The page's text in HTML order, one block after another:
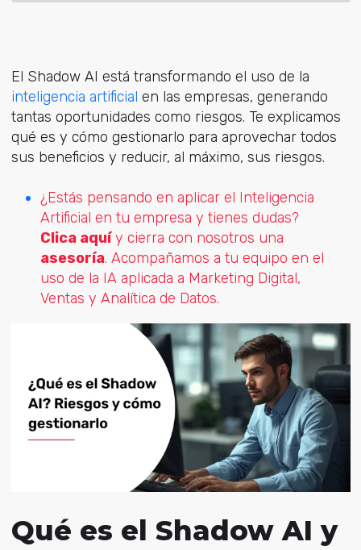
El Shadow AI está transformando el uso de la
inteligencia artificial en las empresas, generando
tantas oportunidades como riesgos. Te explicamos
qué es y cómo gestionarlo para aprovechar todos
sus beneficios y reducir, al máximo, sus riesgos.
¿Estás pensando en aplicar el Inteligencia
Artificial en tu empresa y tienes dudas?
Clica aquíy cierra con nosotros una
asesoría. Acompañamos a tu equipo en el
uso de la IA aplicada a Marketing Digital,
Ventas y Analítica de Datos.
Qué es el Shadow AI y